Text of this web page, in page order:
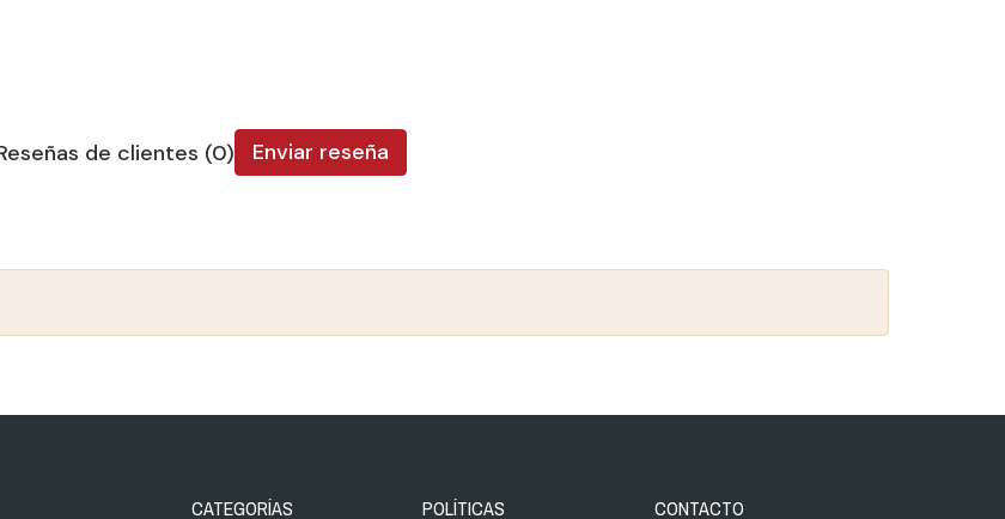
de clientes (0) Enviar reseña
CATEGORÍAS POLÍTICAS CONTACTO